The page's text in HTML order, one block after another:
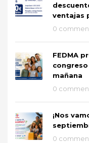
ventajas
0
FEDMA
mañana
0
¡Nos
0